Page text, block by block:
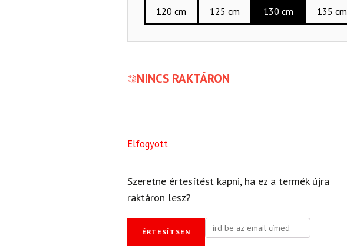
120 cm
125 cm 130 cm 135 cm
NINCS RAKTÁRON
Elfogyott
Szeretne értesítést kapni, ha ez a termék újra
raktáron lesz?
ÉRTESÍTSEN